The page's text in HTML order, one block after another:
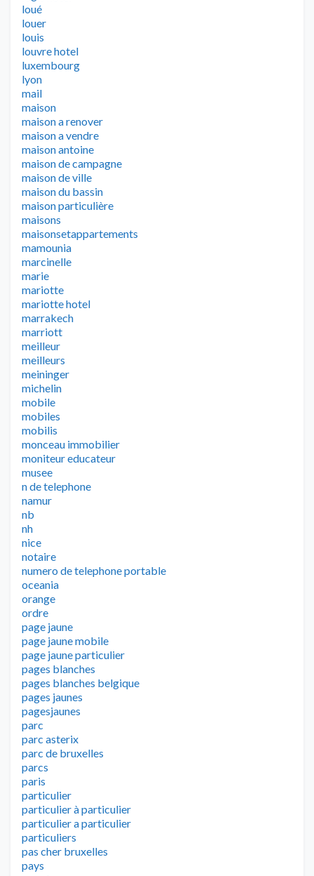
loué
louer
louis
louvre hotel
luxembourg
lyon
mail
maison
maison a renover
maison a vendre
maison antoine
maison de campagne
maison de ville
maison du bassin
maison particulière
maisons
maisonsetappartements
mamounia
marcinelle
marie
mariotte
mariotte hotel
marrakech
marriott
meilleur
meilleurs
meininger
michelin
mobile
mobiles
mobilis
monceau immobilier
moniteur educateur
musee
n de telephone
namur
nb
nh
nice
notaire
numero de telephone portable
oceania
orange
ordre
page jaune
page jaune mobile
page jaune particulier
pages blanches
pages blanches belgique
pages jaunes
pagesjaunes
parc
parc asterix
parc de bruxelles
parcs
paris
particulier
particulier à particulier
particulier a particulier
particuliers
pas cher bruxelles
pays